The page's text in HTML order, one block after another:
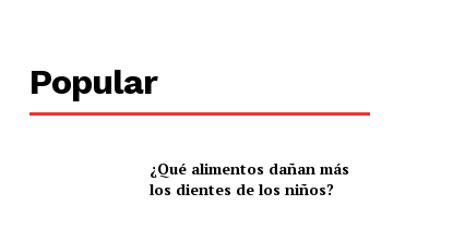
Popular
¿Qué alimentos dañan más
los dientes de los niños?